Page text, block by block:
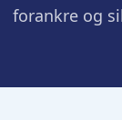
forankre og